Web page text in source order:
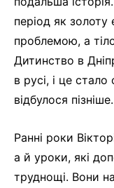
період як золоту
проблемою, а
Дитинство в
в русі, і це
відбулося пізніше.
Ранні роки
а й уроки, які
труднощі. Вони